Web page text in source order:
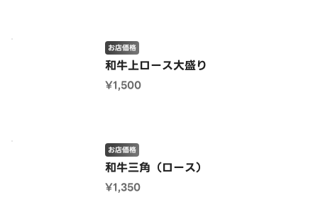
和牛上ロース大盛り
お店価格
¥1,500
和牛三角（ロース）
お店価格
¥1,350